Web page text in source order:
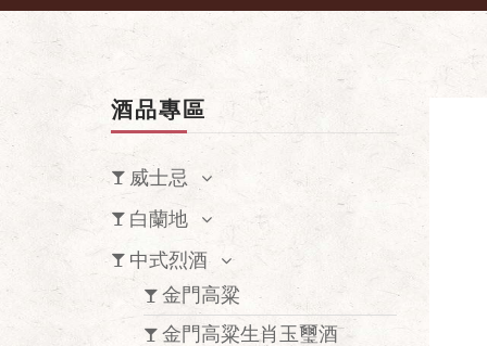
酒品專區
威士忌
白蘭地
中式烈酒
金門高粱
金門高粱生肖玉璽酒